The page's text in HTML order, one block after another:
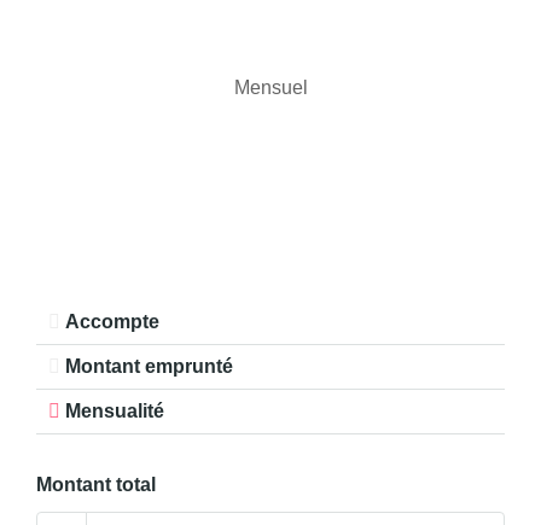
Mensuel
Accompte
Montant emprunté
Mensualité
Montant total